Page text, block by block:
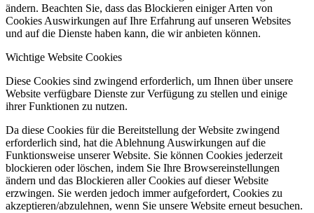
ändern. Beachten Sie, dass das Blockieren einiger Arten von
Cookies Auswirkungen auf Ihre Erfahrung auf unseren Websites
und auf die Dienste haben kann, die wir anbieten können.
Wichtige Website Cookies
Diese Cookies sind zwingend erforderlich, um Ihnen über unsere
Website verfügbare Dienste zur Verfügung zu stellen und einige
ihrer Funktionen zu nutzen.
Da diese Cookies für die Bereitstellung der Website zwingend
erforderlich sind, hat die Ablehnung Auswirkungen auf die
Funktionsweise unserer Website. Sie können Cookies jederzeit
blockieren oder löschen, indem Sie Ihre Browsereinstellungen
ändern und das Blockieren aller Cookies auf dieser Website
erzwingen. Sie werden jedoch immer aufgefordert, Cookies zu
akzeptieren/abzulehnen, wenn Sie unsere Website erneut besuchen.